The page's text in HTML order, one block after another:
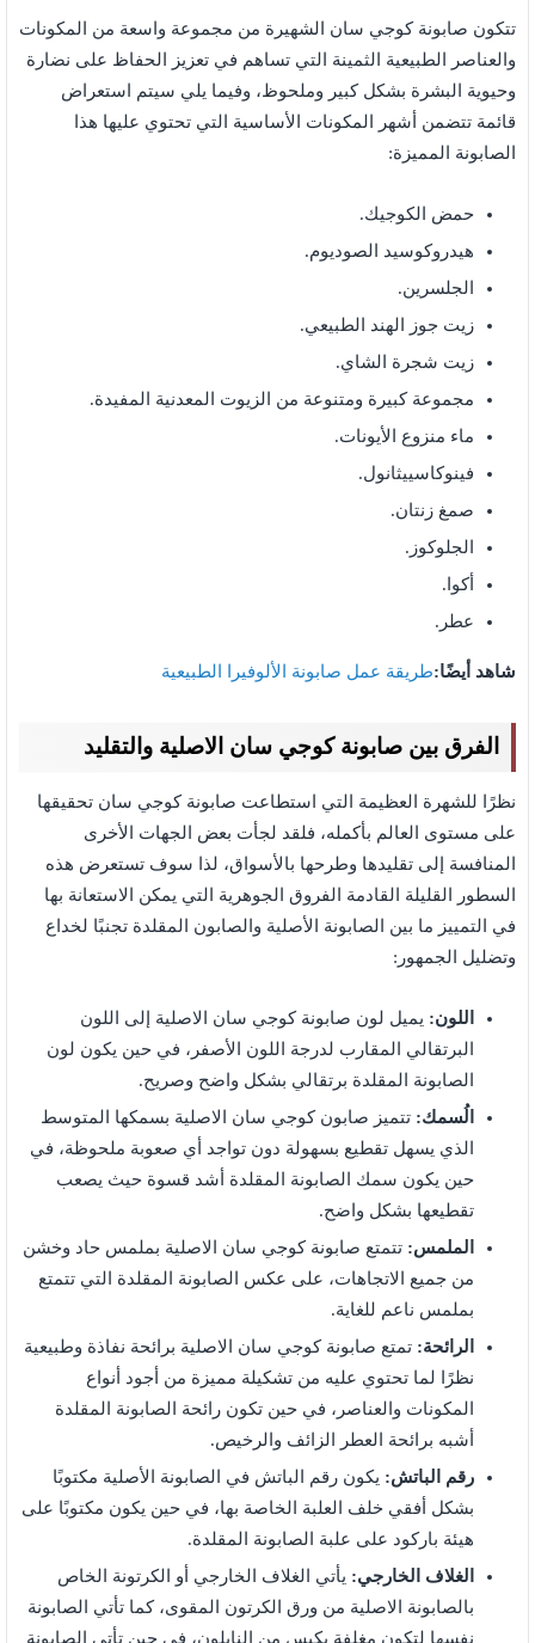
تتكون صابونة كوجي سان الشهيرة من مجموعة واسعة من المكونات
والعناصر الطبيعية الثمينة التي تساهم في تعزيز الحفاظ على نضارة
وحيوية البشرة بشكل كبير وملحوظ، وفيما يلي سيتم استعراض
قائمة تتضمن أشهر المكونات الأساسية التي تحتوي عليها هذا
الصابونة المميزة:
حمض الكوجيك.
هيدروكوسيد الصوديوم.
الجلسرين.
زيت جوز الهند الطبيعي.
زيت شجرة الشاي.
مجموعة كبيرة ومتنوعة من الزيوت المعدنية المفيدة.
ماء منزوع الأيونات.
فينوكاسييثانول.
صمغ زنتان.
الجلوكوز.
أكوا.
عطر.
شاهد أيضًا:طريقة عمل صابونة الألوفيرا الطبيعية
الفرق بين صابونة كوجي سان الاصلية والتقليد
نظرًا للشهرة العظيمة التي استطاعت صابونة كوجي سان تحقيقها
على مستوى العالم بأكمله، فلقد لجأت بعض الجهات الأخرى
المنافسة إلى تقليدها وطرحها بالأسواق، لذا سوف تستعرض هذه
السطور القليلة القادمة الفروق الجوهرية التي يمكن الاستعانة بها
في التمييز ما بين الصابونة الأصلية والصابون المقلدة تجنبًا لخداع
وتضليل الجمهور:
اللون: يميل لون صابونة كوجي سان الاصلية إلى اللون
البرتقالي المقارب لدرجة اللون الأصفر، في حين يكون لون
الصابونة المقلدة برتقالي بشكل واضح وصريح.
الُسمك: تتميز صابون كوجي سان الاصلية بسمكها المتوسط
الذي يسهل تقطيع بسهولة دون تواجد أي صعوبة ملحوظة، في
حين يكون سمك الصابونة المقلدة أشد قسوة حيث يصعب
تقطيعها بشكل واضح.
الملمس: تتمتع صابونة كوجي سان الاصلية بملمس حاد وخشن
من جميع الاتجاهات، على عكس الصابونة المقلدة التي تتمتع
بملمس ناعم للغاية.
الرائحة: تمتع صابونة كوجي سان الاصلية برائحة نفاذة وطبيعية
نظرًا لما تحتوي عليه من تشكيلة مميزة من أجود أنواع
المكونات والعناصر، في حين تكون رائحة الصابونة المقلدة
أشبه برائحة العطر الزائف والرخيص.
رقم الباتش: يكون رقم الباتش في الصابونة الأصلية مكتوبًا
بشكل أفقي خلف العلبة الخاصة بها، في حين يكون مكتوبًا على
هيئة باركود على علبة الصابونة المقلدة.
الغلاف الخارجي: يأتي الغلاف الخارجي أو الكرتونة الخاص
بالصابونة الاصلية من ورق الكرتون المقوى، كما تأتي الصابونة
نفسها لتكون مغلفة بكيس من النايلون، في حين تأتي الصابونة